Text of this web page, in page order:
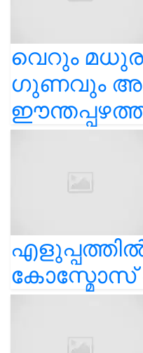
വെറും
ഗുണവും
കോസ്മോസ്